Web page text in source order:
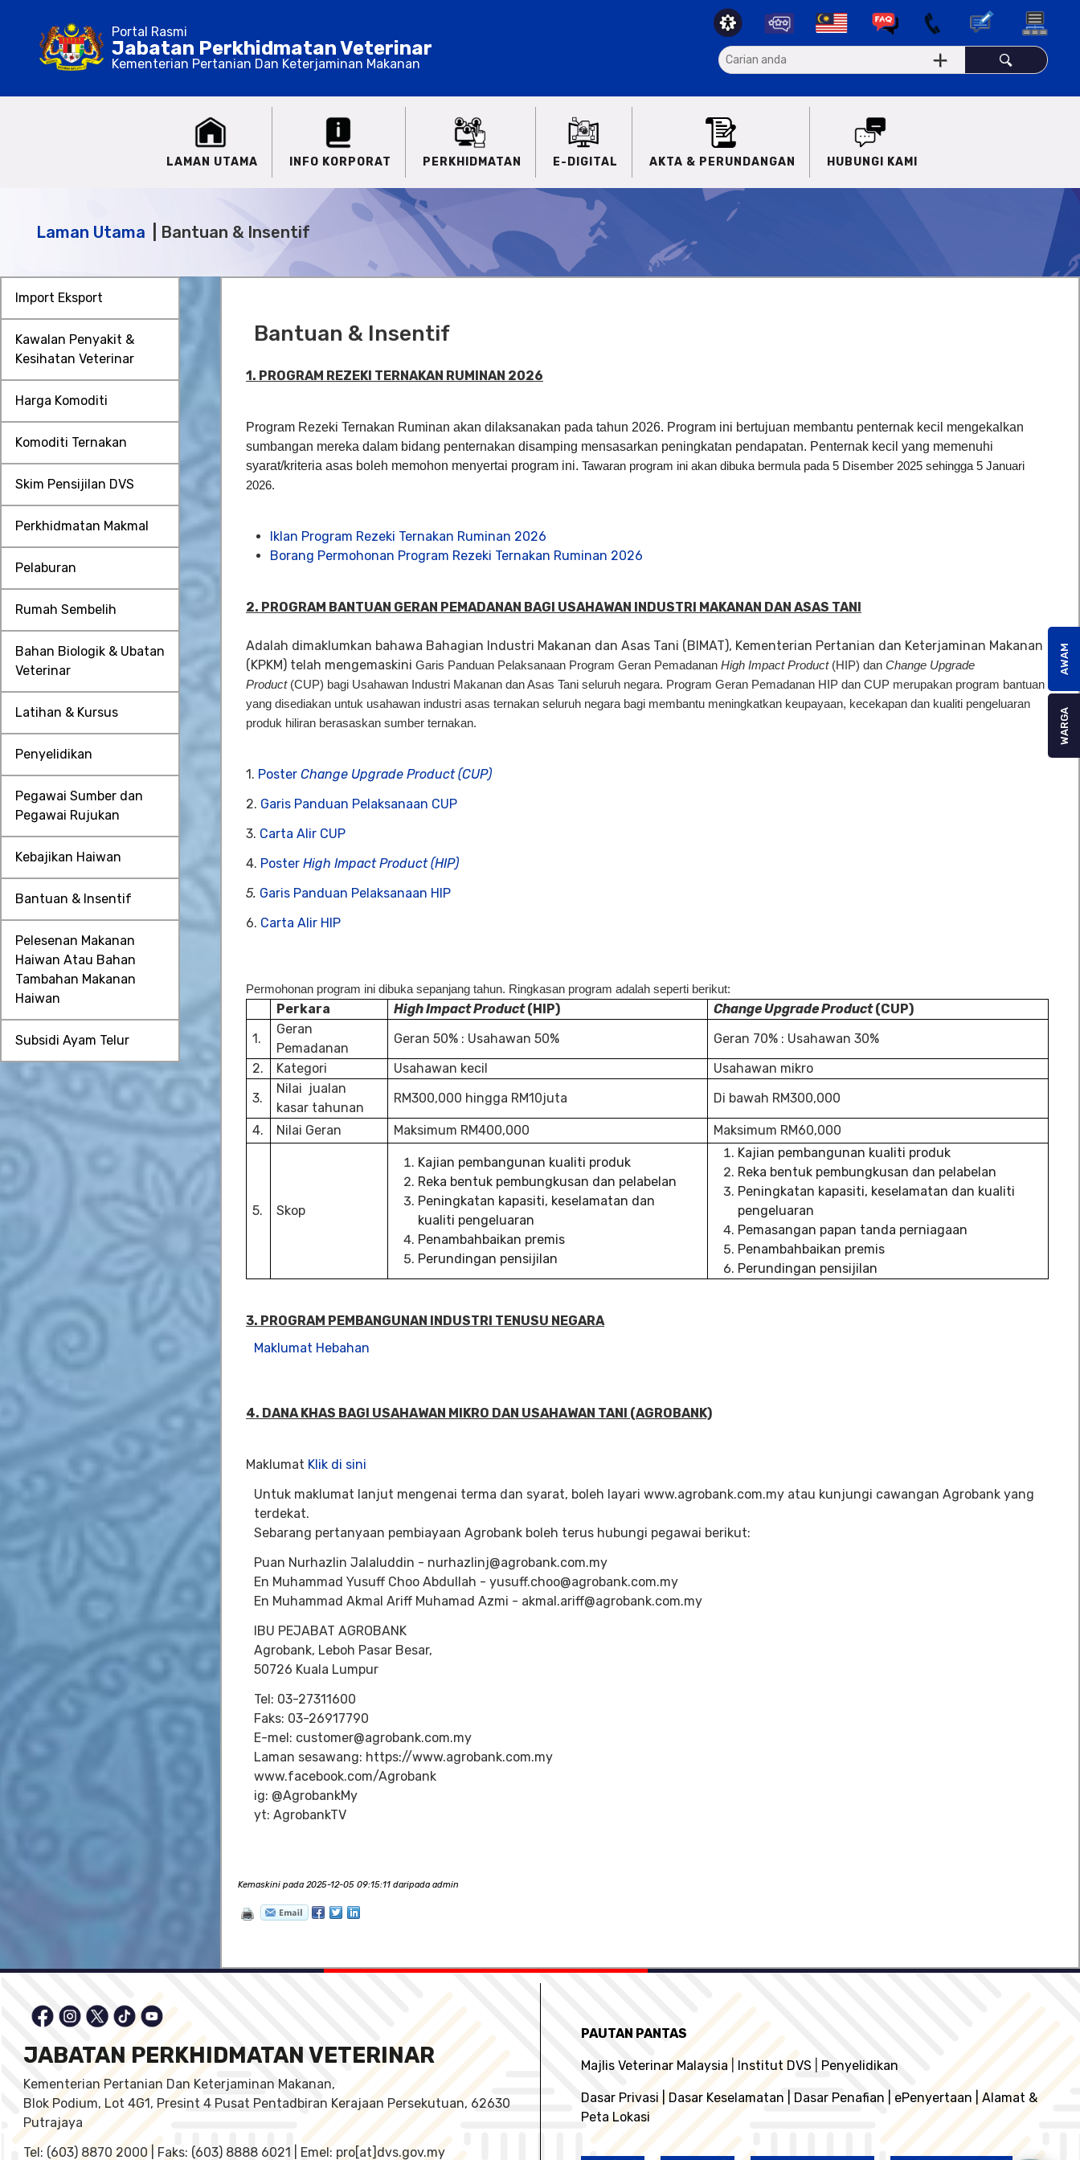
Portal Rasmi
Jabatan Perkhidmatan Veterinar
Kementerian Pertanian Dan Keterjaminan Makanan
LAMAN UTAMA INFO KORPORAT PERKHIDMATAN E-DIGITAL AKTA & PERUNDANGAN HUBUNGI KAMI
Laman Utama Bantuan & Insentif
Import Eksport
Kawalan Penyakit &
Kesihatan Veterinar
Harga Komoditi
Komoditi Ternakan
Skim Pensijilan DVS
Perkhidmatan Makmal
Pelaburan
Rumah Sembelih
Bahan Biologik & Ubatan
Veterinar
Latihan & Kursus
Penyelidikan
Pegawai Sumber dan
Pegawai Rujukan
Kebajikan Haiwan
Bantuan & Insentif
Pelesenan Makanan
Haiwan Atau Bahan
Tambahan Makanan
Haiwan
Subsidi Ayam Telur
Bantuan & Insentif
1. PROGRAM REZEKI TERNAKAN RUMINAN 2026
Program Rezeki Ternakan Ruminan akan dilaksanakan pada tahun 2026. Program ini bertujuan membantu penternak kecil mengekalkan
sumbangan mereka dalam bidang penternakan disamping mensasarkan peningkatan pendapatan. Penternak kecil yang memenuhi
syarat/kriteria asas boleh memohon menyertai program ini. Tawaran program ini akan dibuka bermula pada 5 Disember 2025 sehingga 5 Januari
2026.
Iklan Program Rezeki Ternakan Ruminan 2026
Borang Permohonan Program Rezeki Ternakan Ruminan 2026
2. PROGRAM BANTUAN GERAN PEMADANAN BAGI USAHAWAN INDUSTRI MAKANAN DAN ASAS TANI
Adalah dimaklumkan bahawa Bahagian Industri Makanan dan Asas Tani (BIMAT), Kementerian Pertanian dan Keterjaminan Makanan
(KPKM) telah mengemaskini Garis Panduan Pelaksanaan Program Geran Pemadanan High Impact Product (HIP) dan Change Upgrade
Product(CUP) bagi Usahawan Industri Makanan dan Asas Tani seluruh negara. Program Geran Pemadanan HIP dan CUP merupakan program bantuan
yang disediakan untuk usahawan industri asas ternakan seluruh negara bagi membantu meningkatkan keupayaan, kecekapan dan kualiti pengeluaran
produk hiliran berasaskan sumber ternakan.
1. Poster Change Upgrade Product (CUP)
2. Garis Panduan Pelaksanaan CUP
3. Carta Alir CUP
4. Poster High Impact Product (HIP)
5. Garis Panduan Pelaksanaan HIP
6. Carta Alir HIP
Permohonan program ini dibuka sepanjang tahun. Ringkasan program adalah seperti berikut:
Perkara High Impact Product(HIP) Change Upgrade Product(CUP)
1.
Geran
Pemadanan
Geran 50% : Usahawan 50%
Geran 70% : Usahawan 30%
2.
Kategori Usahawan kecil
Usahawan mikro
3.
Nilai jualan
kasar tahunan
RM300,000 hingga RM10juta Di bawah RM300,000
4. Nilai Geran Maksimum RM400,000 Maksimum RM60,000
5. Skop
Kajian pembangunan kualiti produk
Reka bentuk pembungkusan dan pelabelan
Peningkatan kapasiti, keselamatan dan
kualiti pengeluaran
Penambahbaikan premis
Perundingan pensijilan
Kajian pembangunan kualiti produk
Reka bentuk pembungkusan dan pelabelan
Peningkatan kapasiti, keselamatan dan kualiti
pengeluaran
Pemasangan papan tanda perniagaan
Penambahbaikan premis
Perundingan pensijilan
3. PROGRAM PEMBANGUNAN INDUSTRI TENUSU NEGARA
Maklumat Hebahan
4. DANA KHAS BAGI USAHAWAN MIKRO DAN USAHAWAN TANI (AGROBANK)
Maklumat Klik di sini
Untuk maklumat lanjut mengenai terma dan syarat, boleh layari www.agrobank.com.my atau kunjungi cawangan Agrobank yang
terdekat.
Sebarang pertanyaan pembiayaan Agrobank boleh terus hubungi pegawai berikut:
Puan Nurhazlin Jalaluddin - nurhazlinj@agrobank.com.my
En Muhammad Yusuff Choo Abdullah - yusuff.choo@agrobank.com.my
En Muhammad Akmal Ariff Muhamad Azmi - akmal.ariff@agrobank.com.my
IBU PEJABAT AGROBANK
Agrobank, Leboh Pasar Besar,
50726 Kuala Lumpur
Tel: 03-27311600
Faks: 03-26917790
E-mel: customer@agrobank.com.my
Laman sesawang: https://www.agrobank.com.my
www.facebook.com/Agrobank
ig: @AgrobankMy
yt: AgrobankTV
Kemaskini pada 2025-12-05 09:15:11 daripada admin
AWAM
WARGA
JABATAN PERKHIDMATAN VETERINAR
Kementerian Pertanian Dan Keterjaminan Makanan,
Blok Podium, Lot 4G1, Presint 4 Pusat Pentadbiran Kerajaan Persekutuan, 62630
Putrajaya
Tel: (603) 8870 2000 | Faks: (603) 8888 6021 | Emel: pro[at]dvs.gov.my
PAUTAN PANTAS
Majlis Veterinar Malaysia Institut DVS Penyelidikan
Dasar Privasi Dasar Keselamatan Dasar Penafian ePenyertaan |Alamat &
Peta Lokasi